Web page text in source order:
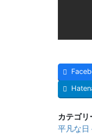
カテゴリ
平凡な日